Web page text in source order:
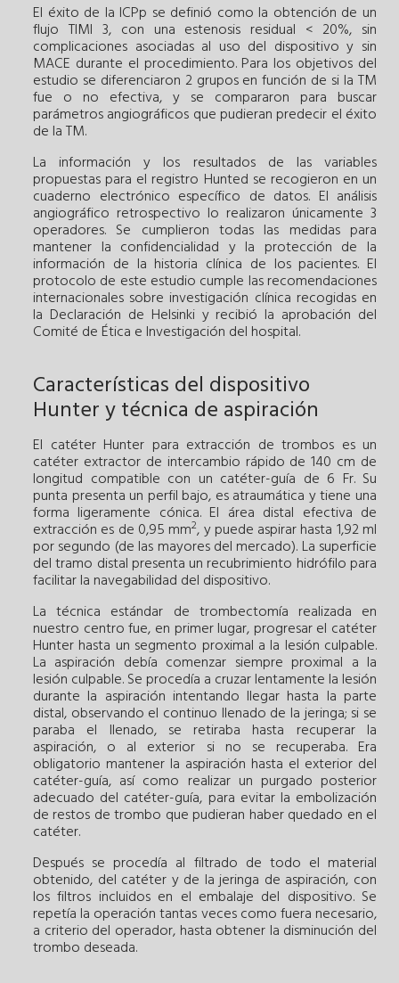
El éxito de la ICPp se definió como la obtención de un
flujo TIMI 3, con una estenosis residual < 20%, sin
complicaciones asociadas al uso del dispositivo y sin
MACE durante el procedimiento. Para los objetivos del
estudio se diferenciaron 2 grupos en función de si la TM
fue o no efectiva, y se compararon para buscar
parámetros angiográficos que pudieran predecir el éxito
de la TM.
La información y los resultados de las variables
propuestas para el registro Hunted se recogieron en un
cuaderno electrónico específico de datos. El análisis
angiográfico retrospectivo lo realizaron únicamente 3
operadores. Se cumplieron todas las medidas para
mantener la confidencialidad y la protección de la
información de la historia clínica de los pacientes. El
protocolo de este estudio cumple las recomendaciones
internacionales sobre investigación clínica recogidas en
la Declaración de Helsinki y recibió la aprobación del
Comité de Ética e Investigación del hospital.
Características del dispositivo
Hunter y técnica de aspiración
El catéter Hunter para extracción de trombos es un
catéter extractor de intercambio rápido de 140 cm de
longitud compatible con un catéter-guía de 6 Fr. Su
punta presenta un perfil bajo, es atraumática y tiene una
forma ligeramente cónica. El área distal efectiva de
extracción es de 0,95 mm2, y puede aspirar hasta 1,92 ml
por segundo (de las mayores del mercado). La superficie
del tramo distal presenta un recubrimiento hidrófilo para
facilitar la navegabilidad del dispositivo.
La técnica estándar de trombectomía realizada en
nuestro centro fue, en primer lugar, progresar el catéter
Hunter hasta un segmento proximal a la lesión culpable.
La aspiración debía comenzar siempre proximal a la
lesión culpable. Se procedía a cruzar lentamente la lesión
durante la aspiración intentando llegar hasta la parte
distal, observando el continuo llenado de la jeringa; si se
paraba el llenado, se retiraba hasta recuperar la
aspiración, o al exterior si no se recuperaba. Era
obligatorio mantener la aspiración hasta el exterior del
catéter-guía, así como realizar un purgado posterior
adecuado del catéter-guía, para evitar la embolización
de restos de trombo que pudieran haber quedado en el
catéter.
Después se procedía al filtrado de todo el material
obtenido, del catéter y de la jeringa de aspiración, con
los filtros incluidos en el embalaje del dispositivo. Se
repetía la operación tantas veces como fuera necesario,
a criterio del operador, hasta obtener la disminución del
trombo deseada.